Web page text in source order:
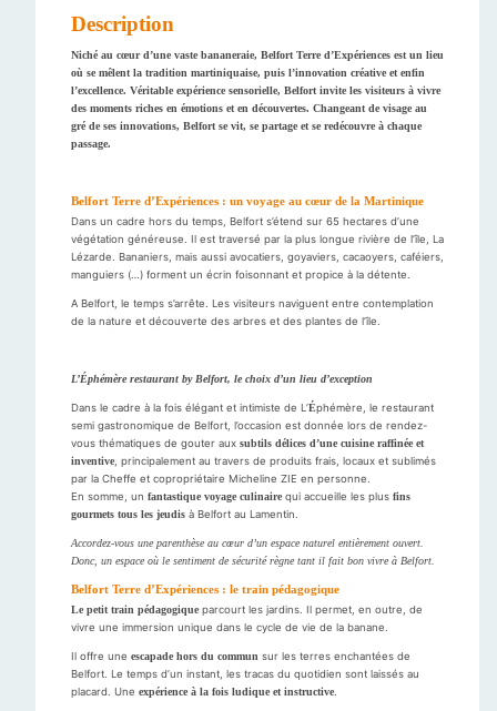
Description
Niché au cœur d’une vaste bananeraie, Belfort Terre d’Expériences est un lieu
où se mêlent la tradition martiniquaise, puis l’innovation créative et enfin
l’excellence. Véritable expérience sensorielle, Belfort invite les visiteurs à vivre
des moments riches en émotions et en découvertes. Changeant de visage au
gré de ses innovations, Belfort se vit, se partage et se redécouvre à chaque
passage.
Belfort Terre d’Expériences : un voyage au cœur de la Martinique
Dans un cadre hors du temps, Belfort s’étend sur 65 hectares d’une
végétation généreuse. Il est traversé par la plus longue rivière de l’île, La
Lézarde. Bananiers, mais aussi avocatiers, goyaviers, cacaoyers, caféiers,
manguiers (…) forment un écrin foisonnant et propice à la détente.
A Belfort, le temps s’arrête. Les visiteurs naviguent entre contemplation
de la nature et découverte des arbres et des plantes de l’île.
L’Éphémère restaurant by Belfort, le choix d’un lieu d’exception
Dans le cadre à la fois élégant et intimiste de L’Éphémère, le restaurant
semi gastronomique de Belfort, l’occasion est donnée lors de rendez-
vous thématiques de gouter aux subtils délices d’une cuisine raffinée et
inventive , principalement au travers de produits frais, locaux et sublimés
par la Cheffe et copropriétaire Micheline ZIE en personne.
En somme, un fantastique voyage culinaire qui accueille les plus fins
gourmets tous les jeudis à Belfort au Lamentin.
Accordez-vous une parenthèse au cœur d’un espace naturel entièrement ouvert.
Donc, un espace où le sentiment de sécurité règne tant il fait bon vivre à Belfort.
Belfort Terre d’Expériences : le train pédagogique
Le petit train pédagogique parcourt les jardins. Il permet, en outre, de
vivre une immersion unique dans le cycle de vie de la banane.
Il offre une escapade hors du commun sur les terres enchantées de
Belfort. Le temps d’un instant, les tracas du quotidien sont laissés au
placard. Une expérience à la fois ludique et instructive